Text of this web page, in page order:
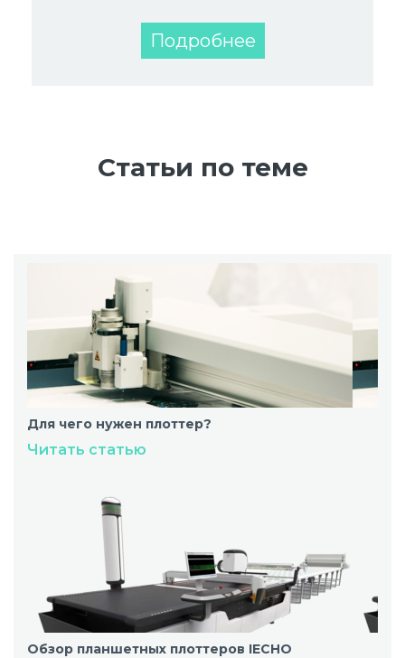
Подробнее
Статьи по теме
Для чего нужен плоттер?
Читать статью
Обзор планшетных плоттеров IECHO